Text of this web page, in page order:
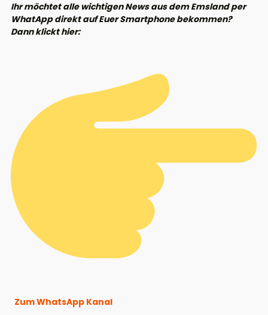
Ihr möchtet alle wichtigen News aus dem Emsland per
WhatApp direkt auf Euer Smartphone bekommen?
Dann klickt hier:
Zum WhatsApp Kanal